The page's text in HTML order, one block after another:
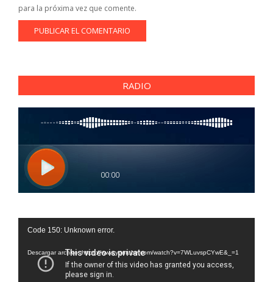
para la próxima vez que comente.
RADIO
Reproductor
vídeo
Code 150: Unknown error.
Descargar archivo: https://www.youtube.com/watch?v=7WLuvspCYwE&_=1